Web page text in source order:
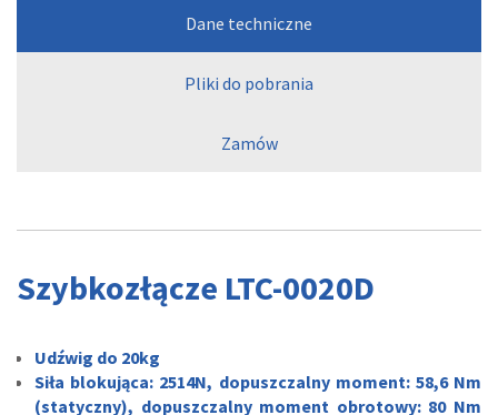
Dane techniczne
Pliki do pobrania
Zamów
Szybkozłącze LTC-0020D
Udźwig do 20kg
Siła blokująca: 2514N, dopuszczalny moment: 58,6 Nm
(statyczny), dopuszczalny moment obrotowy: 80 Nm